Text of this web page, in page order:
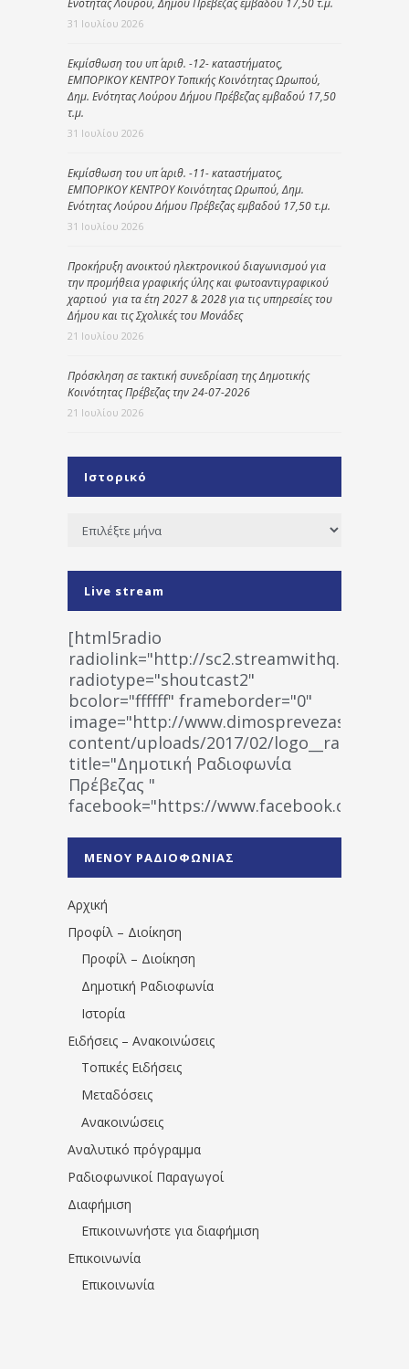
31 Ιουλίου 2026
Εκμίσθωση του υπ΄ αριθ. -12- καταστήματος,
ΕΜΠΟΡΙΚΟΥ ΚΕΝΤΡΟΥ Τοπικής Κοινότητας Ωρωπού,
Δημ. Ενότητας Λούρου Δήμου Πρέβεζας εμβαδού 17,50
τ.μ.
31 Ιουλίου 2026
Εκμίσθωση του υπ΄ αριθ. -11- καταστήματος,
ΕΜΠΟΡΙΚΟΥ ΚΕΝΤΡΟΥ Κοινότητας Ωρωπού, Δημ.
Ενότητας Λούρου Δήμου Πρέβεζας εμβαδού 17,50 τ.μ.
31 Ιουλίου 2026
Προκήρυξη ανοικτού ηλεκτρονικού διαγωνισμού για
την προμήθεια γραφικής ύλης και φωτοαντιγραφικού
χαρτιού για τα έτη 2027 & 2028 για τις υπηρεσίες του
Δήμου και τις Σχολικές του Μονάδες
21 Ιουλίου 2026
Πρόσκληση σε τακτική συνεδρίαση της Δημοτικής
Κοινότητας Πρέβεζας την 24-07-2026
21 Ιουλίου 2026
Ιστορικό
Ιστορικό
Live stream
[html5radio
radiolink="http://
radiotype="shoutcast2"
bcolor="ffffff" frameborder="0"
image="http://www.dimosprevezas.gr/wp-
content/uploads/2017/02/
title="Δημοτική Ραδιοφωνία
Πρέβεζας "
facebook="https://www.facebook.com/
1531194763766854/" artist="" ]
ΜΕΝΟΥ ΡΑΔΙΟΦΩΝΙΑΣ
Αρχική
Προφίλ – Διοίκηση
Προφίλ – Διοίκηση
Δημοτική Ραδιοφωνία
Ιστορία
Ειδήσεις – Ανακοινώσεις
Τοπικές Ειδήσεις
Μεταδόσεις
Ανακοινώσεις
Αναλυτικό πρόγραμμα
Ραδιοφωνικοί Παραγωγοί
Διαφήμιση
Επικοινωνήστε για διαφήμιση
Επικοινωνία
Επικοινωνία